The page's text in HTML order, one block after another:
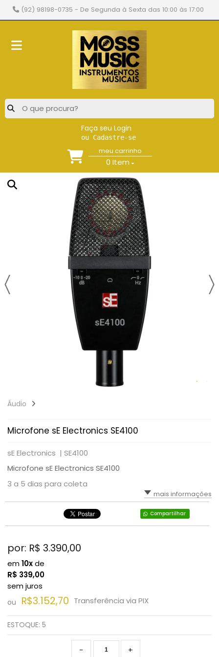
(92) 98198-0735 - De Segunda à Sexta das 10:00 às 17:00
Faça seu Login
ou Cadastre-se
meu carrinho
0 Item
Áudio
Microfone sE Electronics SE4100
sE Electronics | SE4100
Microfone sE Electronics SE4100
3 a 5 dias para coleta
mais informações
Compartilhar
por: R$ 3.390,00
em10xde
R$ 339,00
sem juros
ou R$3.152,70 Transferência via PIX
ESTOQUE: 5
+
-